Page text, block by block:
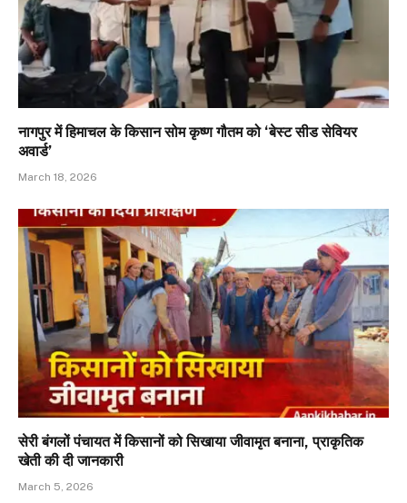
नागपुर में हिमाचल के किसान सोम कृष्ण गौतम को ‘बेस्ट सीड सेवियर
अवार्ड’
March 18, 2026
सेरी बंगलों पंचायत में किसानों को सिखाया जीवामृत बनाना, प्राकृतिक
खेती की दी जानकारी
March 5, 2026